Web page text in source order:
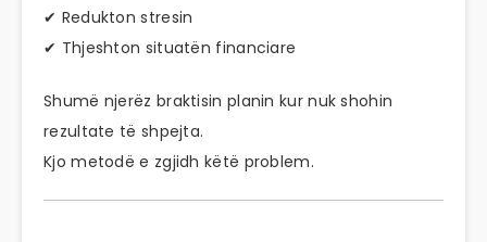
✔ Redukton stresin
✔ Thjeshton situatën financiare
Shumë njerëz braktisin planin kur nuk shohin
rezultate të shpejta.
Kjo metodë e zgjidh këtë problem.